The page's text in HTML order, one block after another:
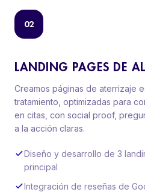
02
LANDING PAGES DE
Creamos páginas de aterrizaje
tratamiento, optimizadas para
en citas, con social proof,
a la acción claras.
Diseño y desarrollo de 3
principal
Integración de reseñas de